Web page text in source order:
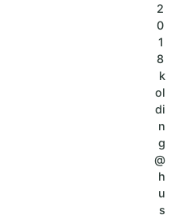
2
0
1
8
k
ol
di
n
g
@
h
u
s